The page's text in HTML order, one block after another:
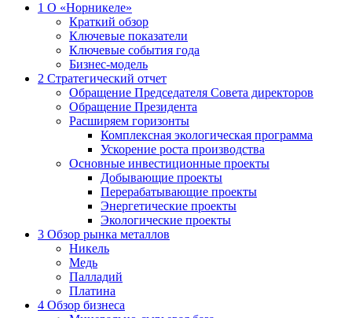
1 О «Норникеле»
Краткий обзор
Ключевые показатели
Ключевые события года
Бизнес-модель
2 Стратегический отчет
Обращение Председателя Совета директоров
Обращение Президента
Расширяем горизонты
Комплексная экологическая программа
Ускорение роста производства
Основные инвестиционные проекты
Добывающие проекты
Перерабатывающие проекты
Энергетические проекты
Экологические проекты
3 Обзор рынка металлов
Никель
Медь
Палладий
Платина
4 Обзор бизнеса